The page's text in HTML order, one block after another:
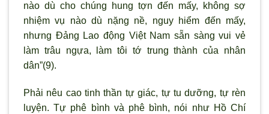
nào dù cho chúng hung tợn đến mấy, không sợ
nhiệm vụ nào dù nặng nề, nguy hiểm đến mấy,
nhưng Đảng Lao động Việt Nam sẵn sàng vui vẻ
làm trâu ngựa, làm tôi tớ trung thành của nhân
dân”(9).
Phải nêu cao tinh thần tự giác, tự tu dưỡng, tự rèn
luyện. Tự phê bình và phê bình, nói như Hồ Chí